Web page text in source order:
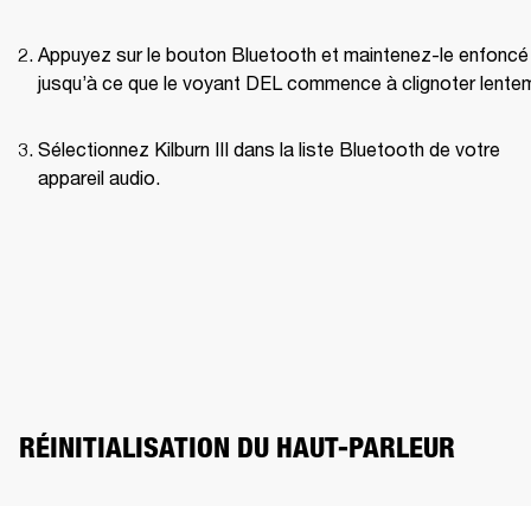
Appuyez sur le bouton Bluetooth et maintenez-le enfoncé
Sélectionnez Kilburn III dans la liste Bluetooth de votre
appareil audio.
RÉINITIALISATION DU HAUT-PARLEUR